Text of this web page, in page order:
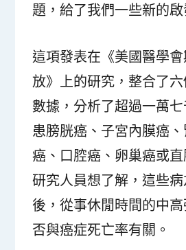
題，給了我們一些新的啟
這項發表在《美國醫學
放》上的研究，整合了
數據，分析了超過一萬
患膀胱癌、子宮內膜癌
癌、口腔癌、卵巢癌或直
研究人員想了解，這些
後，從事休閒時間的中
否與癌症死亡率有關。